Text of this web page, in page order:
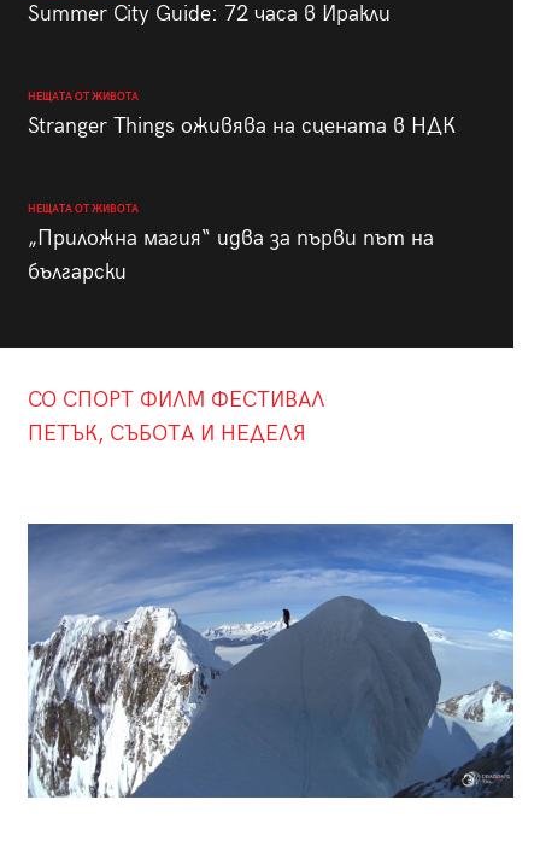
Summer City Guide: 72 часа в Иракли
НЕЩАТА ОТ ЖИВОТА
Stranger Things оживява на сцената в НДК
НЕЩАТА ОТ ЖИВОТА
„Приложна магия“ идва за първи път на
български
CO СПОРТ ФИЛМ ФЕСТИВАЛ
ПЕТЪК, СЪБОТА И НЕДЕЛЯ